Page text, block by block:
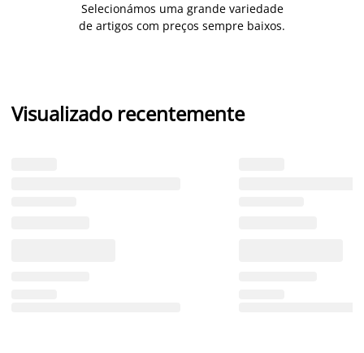
Selecionámos uma grande variedade
de artigos com preços sempre baixos.
Visualizado recentemente